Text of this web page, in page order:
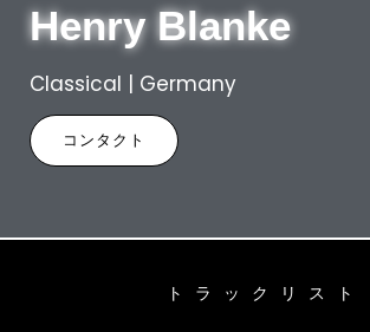
Henry Blanke
Classical | Germany
コンタクト
トラックリスト